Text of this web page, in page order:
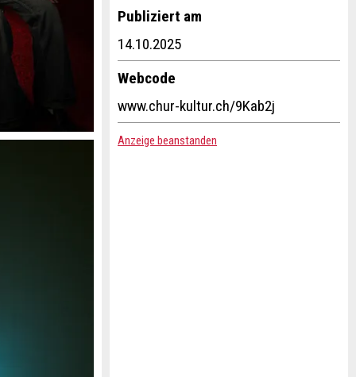
Publiziert am
14.10.2025
Webcode
www.chur-kultur.ch/9Kab2j
Anzeige beanstanden